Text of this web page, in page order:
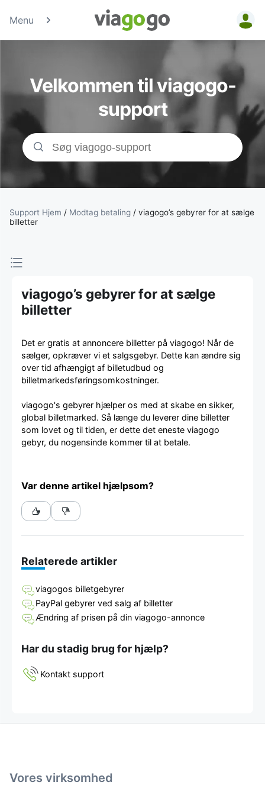
Menu
Billetter -
Sports- &amp;
Teaterbilletter |
viagogo-
Velkommen til viagogo-
support
Support Hjem / Modtag betaling / viagogo’s gebyrer for at sælge
billetter
viagogo’s gebyrer for at sælge
billetter
Det er gratis at annoncere billetter på viagogo! Når de
sælger, opkræver vi et salgsgebyr. Dette kan ændre sig
over tid afhængigt af billetudbud og
billetmarkedsføringsomkostninger.
viagogo's gebyrer hjælper os med at skabe en sikker,
global billetmarked. Så længe du leverer dine billetter
som lovet og til tiden, er dette det eneste viagogo
gebyr, du nogensinde kommer til at betale.
Var denne artikel hjælpsom?
Relaterede artikler
viagogos billetgebyrer
PayPal gebyrer ved salg af billetter
Ændring af prisen på din viagogo-annonce
Har du stadig brug for hjælp?
Kontakt support
Vores virksomhed